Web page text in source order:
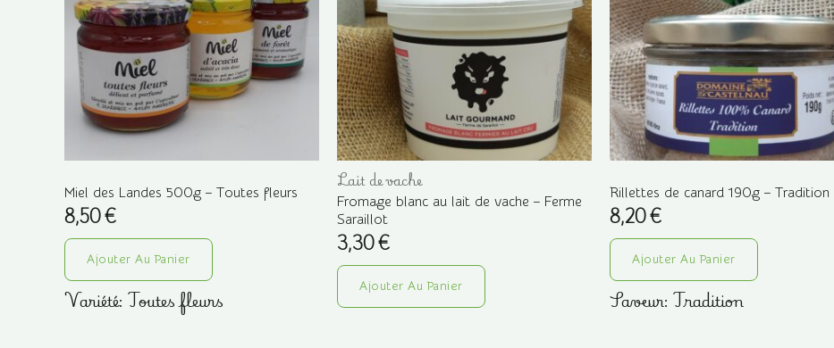
Miel des Landes 500g – Toutes fleurs
8,50€
Ajouter Au Panier
Variété: Toutes fleurs
Lait de vache
Fromage blanc au lait de vache – Ferme
Saraillot
3,30€
Ajouter Au Panier
Rillettes de canard 190g – Tradition
8,20€
Ajouter Au Panier
Saveur: Tradition